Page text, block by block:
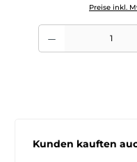
Preise inkl.
Produkt Anzahl: Gib
Produktgalerie
Kunden kauften